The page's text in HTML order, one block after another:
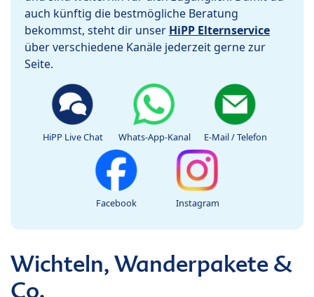
auch künftig die bestmögliche Beratung
bekommst, steht dir unser HiPP Elternservice
über verschiedene Kanäle jederzeit gerne zur
Seite.
HiPP Live Chat Whats-App-Kanal E-Mail / Telefon
Facebook Instagram
Wichteln, Wanderpakete &
Co.